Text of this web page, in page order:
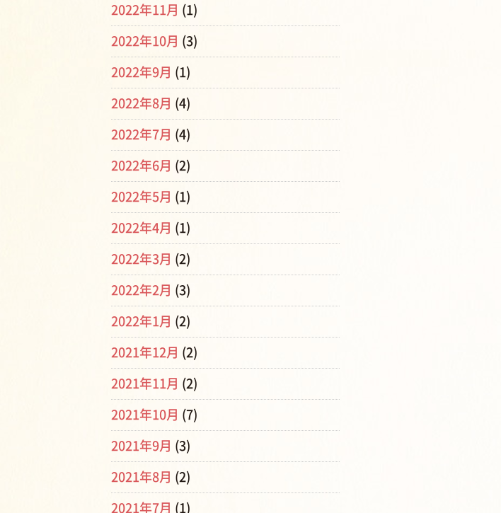
2022年11月 (1)
2022年10月 (3)
2022年9月 (1)
2022年8月 (4)
2022年7月 (4)
2022年6月 (2)
2022年5月 (1)
2022年4月 (1)
2022年3月 (2)
2022年2月 (3)
2022年1月 (2)
2021年12月 (2)
2021年11月 (2)
2021年10月 (7)
2021年9月 (3)
2021年8月 (2)
2021年7月 (1)